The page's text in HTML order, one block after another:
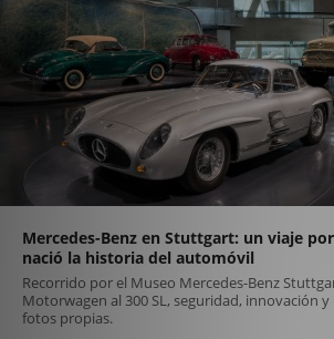
Mercedes-Benz en Stuttgart: un viaje
nació la historia del automóvil
Recorrido por el Museo Mercedes-Benz
Motorwagen al 300 SL, seguridad, innovación y
fotos propias.